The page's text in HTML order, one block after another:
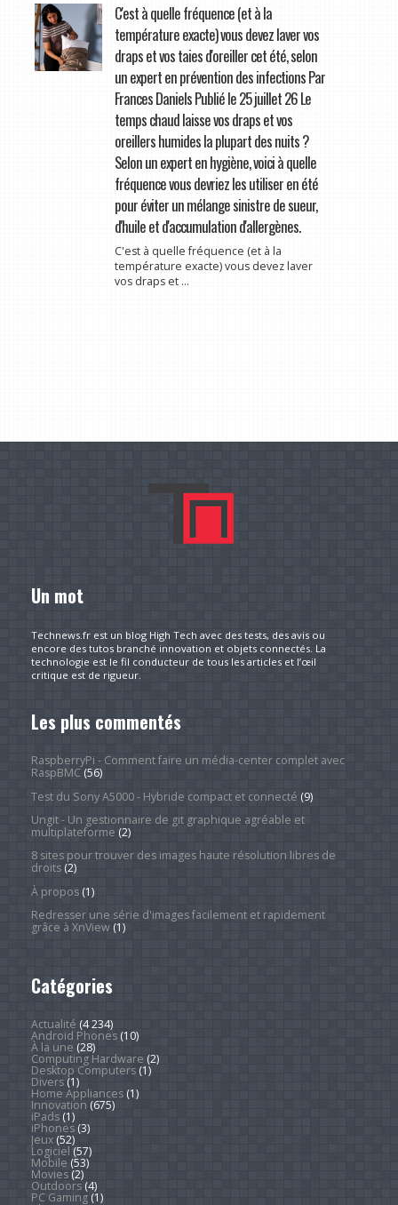
C'est à quelle fréquence (et à la
température exacte) vous devez laver vos
draps et vos taies d'oreiller cet été, selon
un expert en prévention des infections Par
Frances Daniels Publié le 25 juillet 26 Le
temps chaud laisse vos draps et vos
oreillers humides la plupart des nuits ?
Selon un expert en hygiène, voici à quelle
fréquence vous devriez les utiliser en été
pour éviter un mélange sinistre de sueur,
d'huile et d'accumulation d'allergènes.
C'est à quelle fréquence (et à la
température exacte) vous devez laver
vos draps et ...
Un mot
Technews.fr est un blog High Tech avec des tests, des avis ou
encore des tutos branché innovation et objets connectés. La
technologie est le fil conducteur de tous les articles et l’œil
critique est de rigueur.
Les plus commentés
RaspberryPi - Comment faire un média-center complet avec
RaspBMC(56)
Test du Sony A5000 - Hybride compact et connecté (9)
Ungit - Un gestionnaire de git graphique agréable et
multiplateforme (2)
8 sites pour trouver des images haute résolution libres de
droits(2)
À propos(1)
Redresser une série d'images facilement et rapidement
grâce à XnView(1)
Catégories
Actualité (4 234)
Android Phones(10)
À la une (28)
Computing Hardware (2)
Desktop Computers(1)
Divers(1)
Home Appliances(1)
Innovation (675)
iPads(1)
iPhones(3)
Jeux(52)
Logiciel (57)
Mobile (53)
Movies(2)
Outdoors(4)
PC Gaming(1)